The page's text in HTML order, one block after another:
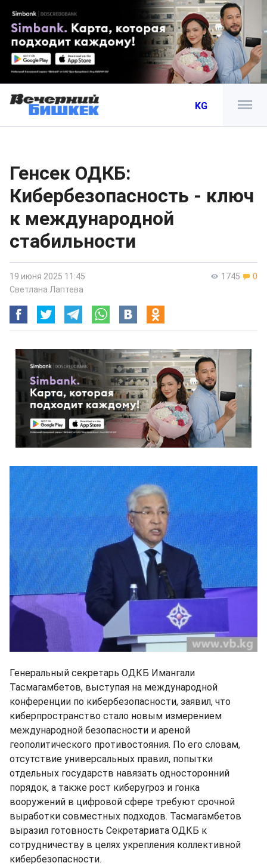
KG
Генсек ОДКБ:
Кибербезопасность - ключ
к международной
стабильности
1745 0
19 июня 2025 11:45
Светлана Лаптева
Генеральный секретарь ОДКБ Имангали
Тасмагамбетов, выступая на международной
конференции по кибербезопасности, заявил, что
киберпространство стало новым измерением
международной безопасности и ареной
геополитического противостояния. По его словам,
отсутствие универсальных правил, попытки
отдельных государств навязать односторонний
порядок, а также рост киберугроз и гонка
вооружений в цифровой сфере требуют срочной
выработки совместных подходов. Тасмагамбетов
выразил готовность Секретариата ОДКБ к
сотрудничеству в целях укрепления коллективной
кибербезопасности.